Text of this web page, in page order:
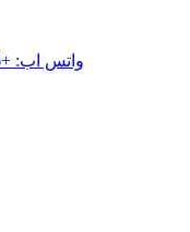
واتس اب: +86 18453332721